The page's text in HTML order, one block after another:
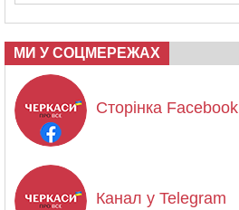
МИ У СОЦМЕРЕЖАХ
Сторінка Facebook
Канал у Telegram